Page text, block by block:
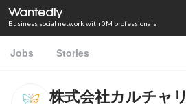
Business social network with 0M professionals
Jobs Stories
株式会社カルチャ